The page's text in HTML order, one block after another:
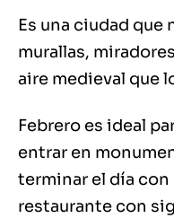
Es una ciudad
murallas,
aire medieval que
Febrero es ideal
entrar en
terminar el día con
restaurante con